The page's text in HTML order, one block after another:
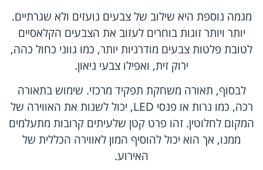
מגמה נוספת היא שילוב של צבעים נועזים ולא שגרתיים.
יותר ויותר זוגות בוחרים לעזוב את הצבעים הקלאסיים
לטובת פלטות צבעים מודרניות יותר, כמו גווני כחול כהה,
ירוק זית, ואפילו צבעי ניאון.
לבסוף, תאורה משחקת תפקיד מרכזי. שימוש בתאורה
רכה, כמו נרות או פנסי LED, יכול לשנות את האווירה של
המקום לחלוטין. זהו פרט קטן שלעיתים קרובות מתעלמים
ממנו, אך הוא יכול להוסיף המון לאווירה הכללית של
האירוע.